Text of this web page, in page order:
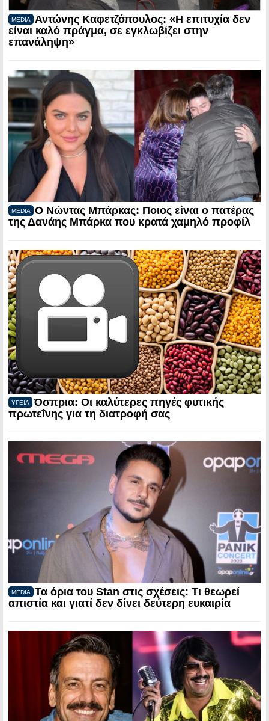
MEDIA
Αντώνης Καφετζόπουλος: «Η επιτυχία δεν
είναι καλό πράγμα, σε εγκλωβίζει στην
επανάληψη»
MEDIA
Ο Νώντας Μπάρκας: Ποιος είναι ο πατέρας
της Δανάης Μπάρκα που κρατά χαμηλό προφίλ
ΥΓΕΙΑ
Όσπρια: Οι καλύτερες πηγές φυτικής
πρωτεΐνης για τη διατροφή σας
MEDIA
Τα όρια του Stan στις σχέσεις: Τι θεωρεί
απιστία και γιατί δεν δίνει δεύτερη ευκαιρία